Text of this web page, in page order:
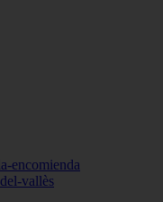
encomienda
vallès